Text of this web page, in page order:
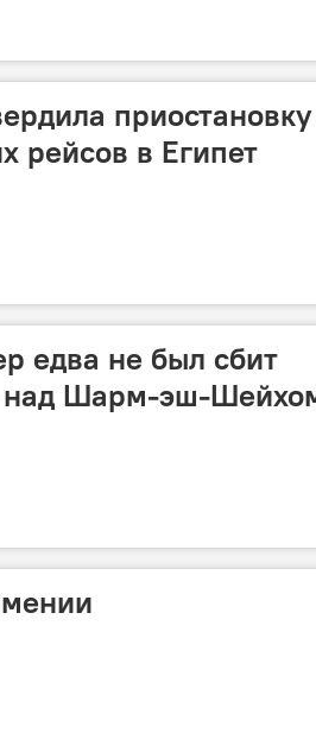
приостановку
рейсов в Египет
едва не был сбит
над Шарм-эш-